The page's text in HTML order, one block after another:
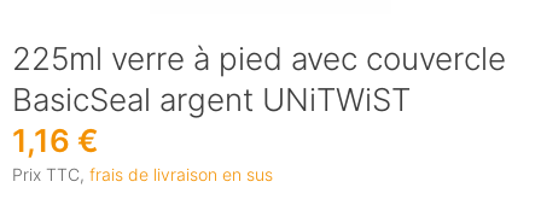
225ml verre à pied avec couvercle
BasicSeal argent UNiTWiST
1,16 €
Prix TTC, frais de livraison en sus